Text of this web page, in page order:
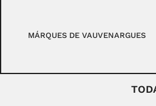
MÁRQUES DE VAUVENARGUES